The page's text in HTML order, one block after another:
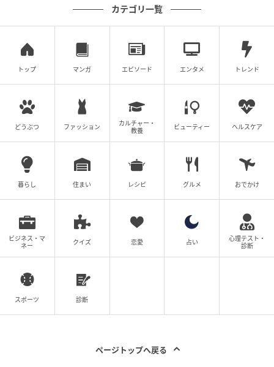
オトナミューズ ウェブ
上：アイウェア¥58,300、下：アイウェア¥53,900（共
にネイティブ サンズ／プライベート アイズ アンド ト
ラッカーズ）
カテゴリ一覧
トップ マンガ エピソード エンタメ トレンド
どうぶつ ファッション
カルチャー・
教養
ビューティー ヘルスケア
暮らし 住まい レシピ グルメ おでかけ
ビジネス・マ
ネー
クイズ 恋愛 占い
心理テスト・
診断
スポーツ 診断
ページトップへ戻る